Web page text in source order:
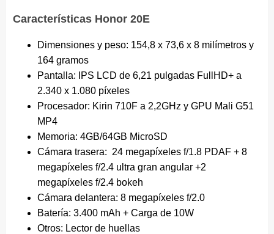
Características Honor 20E
Dimensiones y peso: 154,8 x 73,6 x 8 milímetros y
164 gramos
Pantalla: IPS LCD de 6,21 pulgadas FullHD+ a
2.340 x 1.080 píxeles
Procesador: Kirin 710F a 2,2GHz y GPU Mali G51
MP4
Memoria: 4GB/64GB MicroSD
Cámara trasera: 24 megapíxeles f/1.8 PDAF + 8
megapíxeles f/2.4 ultra gran angular +2
megapíxeles f/2.4 bokeh
Cámara delantera: 8 megapíxeles f/2.0
Batería: 3.400 mAh + Carga de 10W
Otros: Lector de huellas